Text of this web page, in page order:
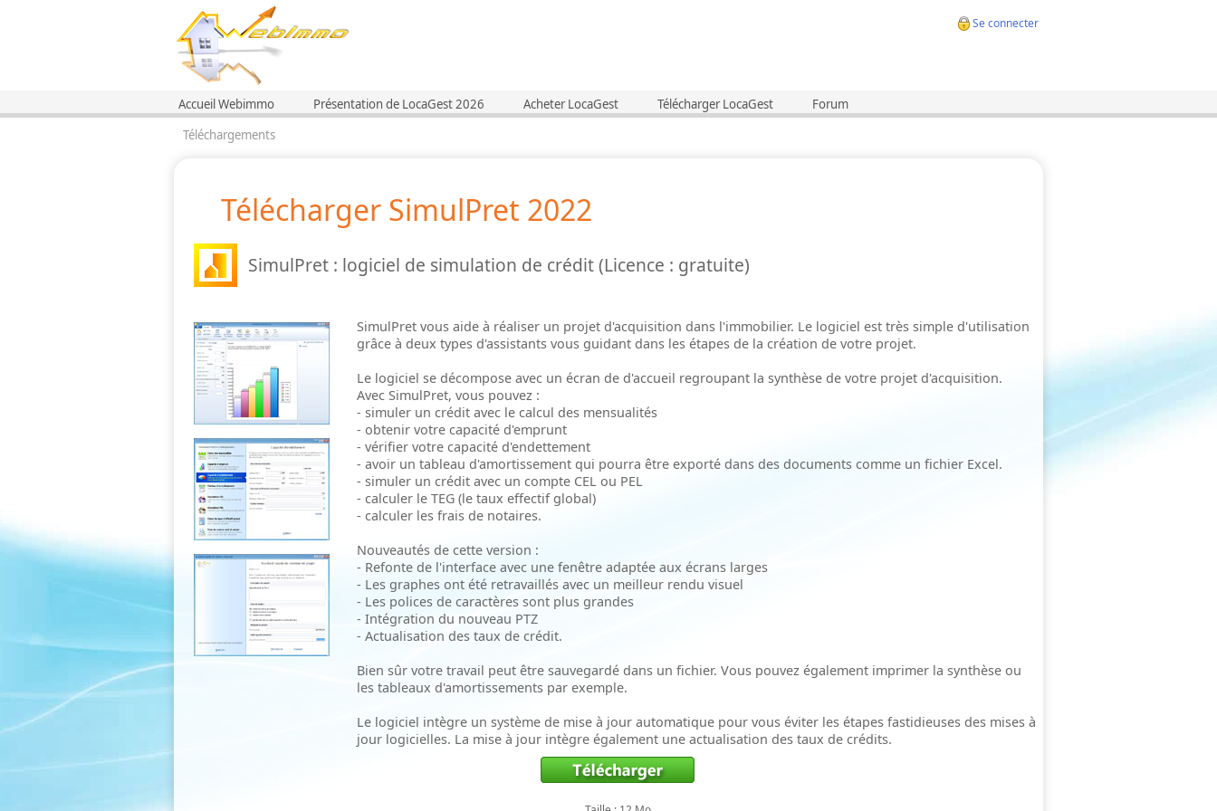
Se connecter
Accueil Webimmo Présentation de LocaGest 2026 Acheter LocaGest Télécharger LocaGest
Forum
Téléchargements
Télécharger SimulPret 2022
SimulPret : logiciel de simulation de crédit (Licence : gratuite)
SimulPret vous aide à réaliser un projet d'acquisition dans l'immobilier. Le logiciel est très simple d'utilisation
grâce à deux types d'assistants vous guidant dans les étapes de la création de votre projet.
Le logiciel se décompose avec un écran de d'accueil regroupant la synthèse de votre projet d'acquisition.
Avec SimulPret, vous pouvez :
- simuler un crédit avec le calcul des mensualités
- obtenir votre capacité d'emprunt
- vérifier votre capacité d'endettement
- avoir un tableau d'amortissement qui pourra être exporté dans des documents comme un fichier Excel.
- simuler un crédit avec un compte CEL ou PEL
- calculer le TEG (le taux effectif global)
- calculer les frais de notaires.
Nouveautés de cette version :
- Refonte de l'interface avec une fenêtre adaptée aux écrans larges
- Les graphes ont été retravaillés avec un meilleur rendu visuel
- Les polices de caractères sont plus grandes
- Intégration du nouveau PTZ
- Actualisation des taux de crédit.
Bien sûr votre travail peut être sauvegardé dans un fichier. Vous pouvez également imprimer la synthèse ou
les tableaux d'amortissements par exemple.
Le logiciel intègre un système de mise à jour automatique pour vous éviter les étapes fastidieuses des mises à
jour logicielles. La mise à jour intègre également une actualisation des taux de crédits.